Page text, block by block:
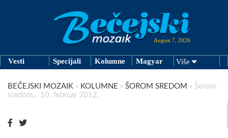
August 7, 2026
Vesti Specijali Kolumne Magyar Više
BEČEJSKI MOZAIK » KOLUMNE » ŠOROM SREDOM » Šorom
sredom… 10. februar 2012.